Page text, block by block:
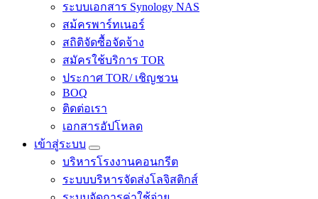
ระบบเอกสาร Synology NAS
สม้ครพาร์ทเนอร์
สถิติจัดซื้อจัดจ้าง
สมัครใช้บริการ TOR
ประกาศ TOR/ เชิญชวน
BOQ
ติดต่อเรา
เอกสารอัปโหลด
เข้าสู่ระบบ
บริหารโรงงานคอนกรีต
ระบบบริหารจัดส่งโลจิสติกส์